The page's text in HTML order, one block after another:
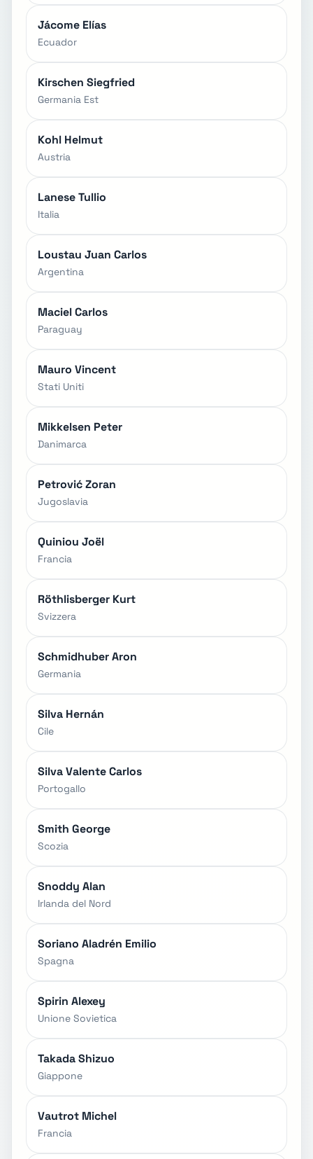
Jácome Elías
Ecuador
Kirschen Siegfried
Germania Est
Kohl Helmut
Austria
Lanese Tullio
Italia
Loustau Juan Carlos
Argentina
Maciel Carlos
Paraguay
Mauro Vincent
Stati Uniti
Mikkelsen Peter
Danimarca
Petrović Zoran
Jugoslavia
Quiniou Joël
Francia
Röthlisberger Kurt
Svizzera
Schmidhuber Aron
Germania
Silva Hernán
Cile
Silva Valente Carlos
Portogallo
Smith George
Scozia
Snoddy Alan
Irlanda del Nord
Soriano Aladrén Emilio
Spagna
Spirin Alexey
Unione Sovietica
Takada Shizuo
Giappone
Vautrot Michel
Francia